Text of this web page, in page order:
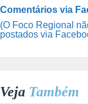
Comentários via
(O Foco Regional
postados via
Veja Também